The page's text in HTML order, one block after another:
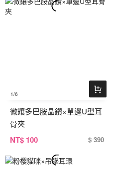
1/6
微鑲多巴胺晶鑽×單邊U型耳
骨夾
NT$ 100 $ 390